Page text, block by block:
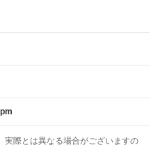
：装備なし
際とは異なる場合がございますの